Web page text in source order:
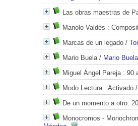
Las obras maestras de
Manolo Valdés :
Marcas de un legado /
Mario Buela/ Mario Buela
Miguel Ángel Pareja: 90
Modo Lectura: Activado
De un momento a otro:
Monocromos -